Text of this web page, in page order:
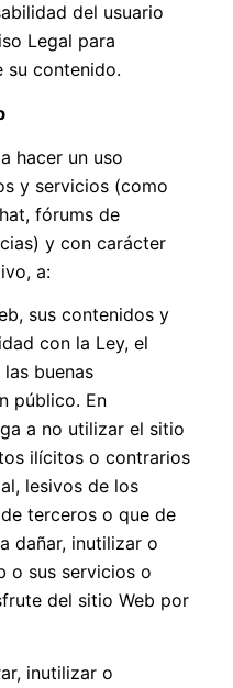
del usuario
Legal para
su contenido.
hacer un uso
y servicios (como
fórums de
y con carácter
a:
sus contenidos y
con la Ley, el
buenas
público. En
a no utilizar el sitio
ilícitos o contrarios
lesivos de los
terceros o que de
dañar, inutilizar o
o sus servicios o
del sitio Web por
inutilizar o